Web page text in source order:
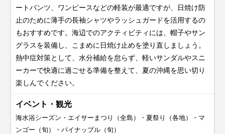
ートパンツ、ワンピースなどの軽装が最適ですが、日焼け防
止のために薄手の長袖シャツやラッシュガードを活用するの
もおすすめです。海辺でのアクティビティには、帽子やサン
グラスを装備し、こまめに日焼け止めを塗り直しましょう。
熱中症対策として、水分補給を怠らず、軽いサンダルやスニ
ーカーで快適に過ごせる準備を整えて、夏の沖縄を思い切り
楽しんでください。
イベント・観光
海水浴シーズン・エイサーまつり（全島）・夏祭り（各地）・マ
ンゴー（旬）・パイナップル（旬）